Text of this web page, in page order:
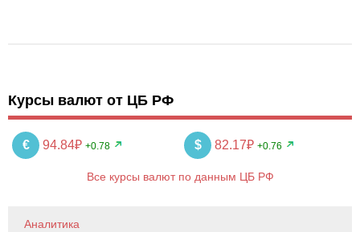
Курсы валют от ЦБ РФ
€ 94.84₽ +0.78 $ 82.17₽ +0.76
Все курсы валют по данным ЦБ РФ
Аналитика